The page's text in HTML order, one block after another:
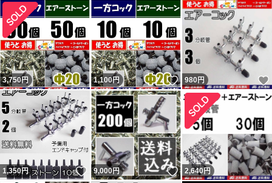
3,750円 1,100円 いいね！
980円
1,350円 いいね！
9,000円 いいね！
2,640 円